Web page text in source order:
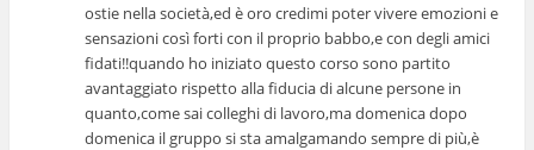
ostie nella società,ed è oro credimi poter vivere emozioni e
sensazioni così forti con il proprio babbo,e con degli amici
fidati!!quando ho iniziato questo corso sono partito
avantaggiato rispetto alla fiducia di alcune persone in
quanto,come sai colleghi di lavoro,ma domenica dopo
domenica il gruppo si sta amalgamando sempre di più,è